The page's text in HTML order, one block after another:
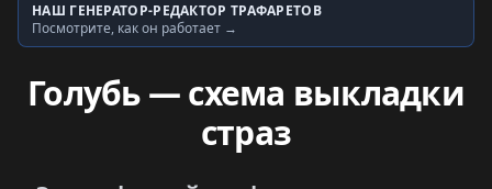
Генератор трафаретов
НАШ ГЕНЕРАТОР-РЕДАКТОР ТРАФАРЕТОВ
Посмотрите, как он работает →
Голубь — схема выкладки
страз